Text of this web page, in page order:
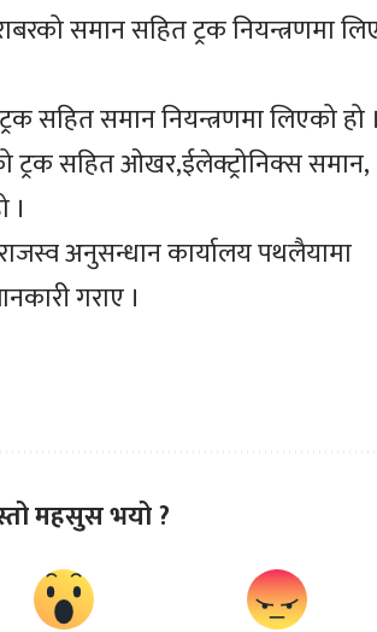
समान सहित ट्रक नियन्त्रणमा
सहित समान नियन्त्रणमा लिएको हो ।
ट्रक सहित ओखर,ईलेक्ट्रोनिक्स समान,
।
अनुसन्धान कार्यालय पथलैयामा
गराए ।
महसुस भयो ?